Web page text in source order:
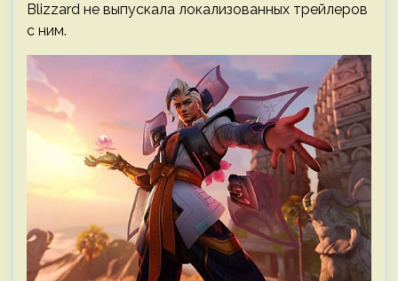
Blizzard не выпускала локализованных трейлеров
с ним.